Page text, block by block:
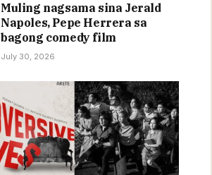
Muling nagsama sina Jerald
Napoles, Pepe Herrera sa
bagong comedy film
July 30, 2026